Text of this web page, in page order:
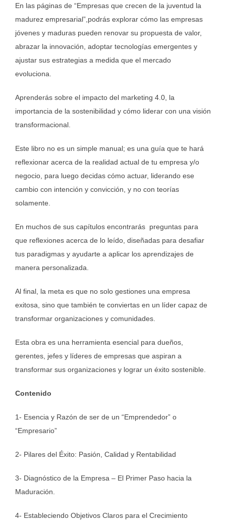
En las páginas de “Empresas que crecen de la juventud la
madurez empresarial”,podrás explorar cómo las empresas
jóvenes y maduras pueden renovar su propuesta de valor,
abrazar la innovación, adoptar tecnologías emergentes y
ajustar sus estrategias a medida que el mercado
evoluciona.
Aprenderás sobre el impacto del marketing 4.0, la
importancia de la sostenibilidad y cómo liderar con una visión
transformacional.
Este libro no es un simple manual; es una guía que te hará
reflexionar acerca de la realidad actual de tu empresa y/o
negocio, para luego decidas cómo actuar, liderando ese
cambio con intención y convicción, y no con teorías
solamente.
En muchos de sus capítulos encontrarás preguntas para
que reflexiones acerca de lo leído, diseñadas para desafiar
tus paradigmas y ayudarte a aplicar los aprendizajes de
manera personalizada.
Al final, la meta es que no solo gestiones una empresa
exitosa, sino que también te conviertas en un líder capaz de
transformar organizaciones y comunidades.
Esta obra es una herramienta esencial para dueños,
gerentes, jefes y líderes de empresas que aspiran a
transformar sus organizaciones y lograr un éxito sostenible.
Contenido
1- Esencia y Razón de ser de un “Emprendedor” o
“Empresario”
2- Pilares del Éxito: Pasión, Calidad y Rentabilidad
3- Diagnóstico de la Empresa – El Primer Paso hacia la
Maduración.
4- Estableciendo Objetivos Claros para el Crecimiento